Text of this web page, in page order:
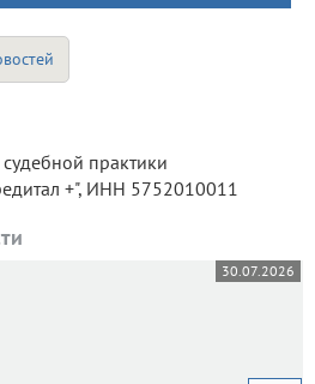
+", ИНН 5752010011
30.07.2026